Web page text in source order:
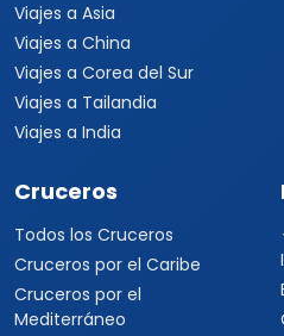
Viajes a Asia
Viajes a China
Viajes a Corea del Sur
Viajes a Tailandia
Viajes a India
Cruceros
Todos los Cruceros
Cruceros por el Caribe
Cruceros por el
Mediterráneo